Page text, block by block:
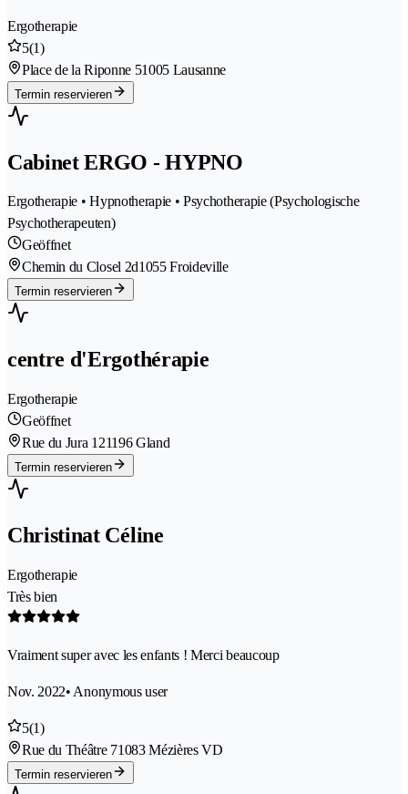
Ergotherapie
5(1)
Place de la Riponne 51005 Lausanne
Termin reservieren
Cabinet ERGO - HYPNO
Ergotherapie • Hypnotherapie • Psychotherapie (Psychologische
Psychotherapeuten)
Geöffnet
Chemin du Closel 2d1055 Froideville
Termin reservieren
centre d'Ergothérapie
Ergotherapie
Geöffnet
Rue du Jura 121196 Gland
Termin reservieren
Christinat Céline
Ergotherapie
Très bien
Vraiment super avec les enfants ! Merci beaucoup
Nov. 2022• Anonymous user
5(1)
Rue du Théâtre 71083 Mézières VD
Termin reservieren